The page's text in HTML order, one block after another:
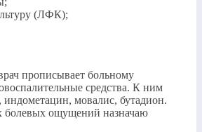
(ЛФК);
прописывает больному
средства. К ним
индометацин, мовалис, бутадион.
ощущений назначаю